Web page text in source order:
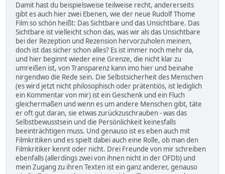
Damit hast du beispielsweise teilweise recht, andererseits
gibt es auch hier zwei Ebenen, wie der neue Rudolf Thome
Film so schön heißt: Das Sichtbare und das Unsichtbare. Das
Sichtbare ist vielleicht schon das, was wir als das Unsichtbare
bei der Rezeption und Rezension hervorzuholen meinen,
doch ist das sicher schon alles? Es ist immer noch mehr da,
und hier beginnt wieder eine Grenze, die nicht klar zu
umreißen ist, von Transparenz kann imo hier und beinahe
nirgendwo die Rede sein. Die Selbstsicherheit des Menschen
(es wird jetzt nicht philosophisch oder prätentiös, ist lediglich
ein Kommentar von mir) ist ein Geschenk und ein Fluch
gleichermaßen und wenn es um andere Menschen gibt, täte
er oft gut daran, sie etwas zurückzuschrauben - was das
Selbstbewusstsein und die Persönlichkeit keinesfalls
beeinträchtigen muss. Und genauso ist es eben auch mit
Filmkritiken und es spielt dabei auch eine Rolle, ob man den
Filmkritiker kennt oder nicht. Drei Freunde von mir schreiben
ebenfalls (allerdings zwei von ihnen nicht in der OFDb) und
mein Zugang zu ihren Texten ist ein ganz anderer, genauso